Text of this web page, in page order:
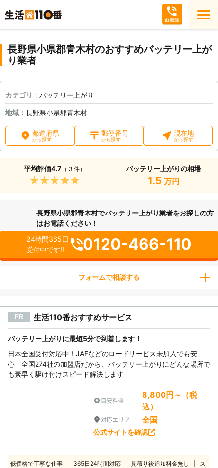
長野県小県郡青木村のおすすめバッテリー上が
り業者
カテゴリ： バッテリー上がり
地域： 長野県小県郡青木村
都道府県
から探す
郵便番号
から探す
現在地
から探す
平均評価4.7（ 3 件）
★★★★★
バッテリー上がりの相場
1.5 万円
長野県小県郡青木村でバッテリー上がり業者をお探しの方
はお電話ください！
24時間365日
受付中です!!
0120-466-110
フォームで相談する
PR 生活110番おすすめサービス
バッテリー上がりに最短5分で到着します！
日本全国受付対応中！JAFなどのロードサービス未加入でも安
心！全国274社の加盟店だから、バッテリー上がりにどんな場所で
も素早く駆け付けスピード解決します！
目安料金
8,800円～（税
込）
対応エリア 全国
公式サイトを確認
低価格で丁寧な仕事 365日24時間対応 見積り後追加料金無し
ス